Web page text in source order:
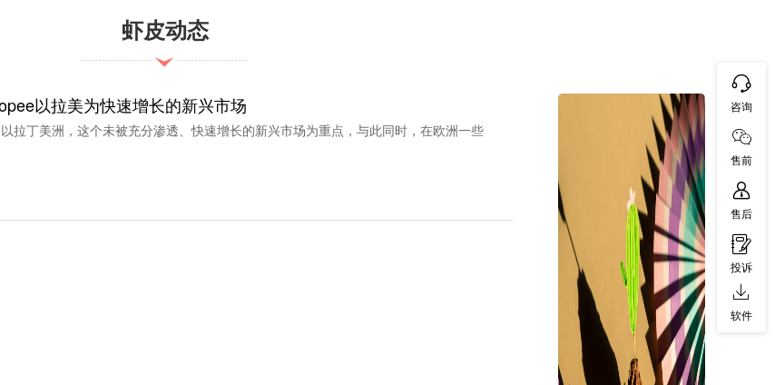
虾皮动态
以拉美为快速增长的新兴市场
拉丁美洲，这个未被充分渗透、快速增长的新兴市场为重点，与此同时，在欧洲一些
咨询
售前
售后
投诉
软件